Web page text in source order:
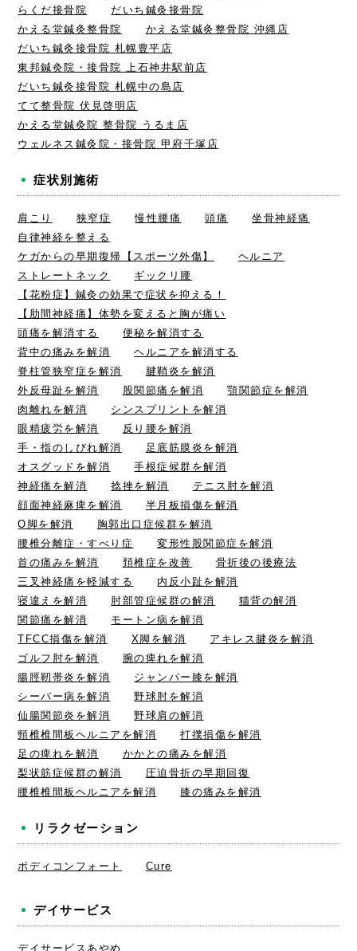
らくだ接骨院
だいち鍼灸接骨院
かえる堂鍼灸整骨院
かえる堂鍼灸整骨院 沖縄店
だいち鍼灸接骨院 札幌豊平店
東邦鍼灸院・接骨院 上石神井駅前店
だいち鍼灸接骨院 札幌中の島店
てて整骨院 伏見啓明店
かえる堂鍼灸院 整骨院 うるま店
ウェルネス鍼灸院・接骨院 甲府千塚店
症状別施術
肩こり 狭窄症 慢性腰痛 頭痛
坐骨神経痛
自律神経を整える
ケガからの早期復帰【スポーツ外傷】
ヘルニア
ストレートネック
ギックリ腰
【花粉症】鍼灸の効果で症状を抑える！
【肋間神経痛】体勢を変えると胸が痛い
頭痛を解消する
便秘を解消する
背中の痛みを解消
ヘルニアを解消する
脊柱管狭窄症を解消
腱鞘炎を解消
外反母趾を解消
股関節痛を解消
顎関節症を解消
肉離れを解消
シンスプリントを解消
眼精疲労を解消
反り腰を解消
手・指のしびれ解消
足底筋膜炎を解消
オスグッドを解消
手根症候群を解消
神経痛を解消
捻挫を解消
テニス肘を解消
顔面神経麻痺を解消
半月板損傷を解消
O脚を解消
胸郭出口症候群を解消
腰椎分離症・すべり症
変形性股関節症を解消
首の痛みを解消
頚椎症を改善
骨折後の後療法
三叉神経痛を軽減する
内反小趾を解消
寝違えを解消
肘部管症候群の解消
猫背の解消
関節痛を解消
モートン病を解消
TFCC損傷を解消
X脚を解消
アキレス腱炎を解消
ゴルフ肘を解消
腕の痺れを解消
腸脛靭帯炎を解消
ジャンパー膝を解消
シーバー病を解消
野球肘を解消
仙腸関節炎を解消
野球肩の解消
頸椎椎間板ヘルニアを解消
打撲損傷を解消
足の痺れを解消
かかとの痛みを解消
梨状筋症候群の解消
圧迫骨折の早期回復
腰椎椎間板ヘルニアを解消
膝の痛みを解消
リラクゼーション
ボディコンフォート Cure
デイサービス
デイサービスあやめ